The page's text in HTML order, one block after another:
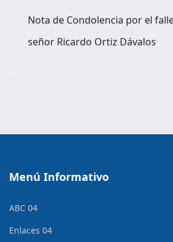
Nota de Condolencia por el
señor Ricardo Ortiz Dávalos
Menú Informativo
ABC 04
Enlaces 04